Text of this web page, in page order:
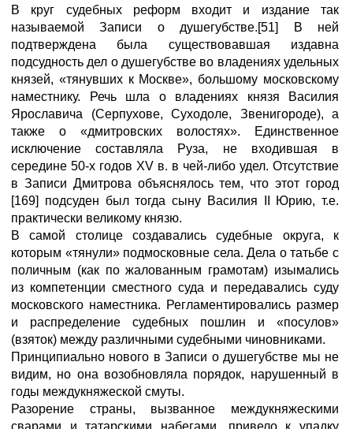
В круг судебных реформ входит и издание так
называемой Записи о душегубстве.[51] В ней
подтверждена была существовавшая издавна
подсудность дел о душегубстве во владениях удельных
князей, «тянувших к Москве», большому московскому
наместнику. Речь шла о владениях князя Василия
Ярославича (Серпухове, Суходоле, Звенигороде), а
также о «дмитровских волостях». Единственное
исключение составляла Руза, не входившая в
середине 50-х годов XV в. в чей-либо удел. Отсутствие
в Записи Дмитрова объяснялось тем, что этот город
[169] подсуден был тогда сыну Василия II Юрию, т.е.
практически великому князю.
В самой столице создавались судебные округа, к
которым «тянули» подмосковные села. Дела о татьбе с
поличным (как по жалованным грамотам) изымались
из компетенции сместного суда и передавались суду
московского наместника. Регламентировались размер
и распределение судебных пошлин и «посулов»
(взяток) между различными судебными чиновниками.
Принципиально нового в Записи о душегубстве мы не
видим, но она возобновляла порядок, нарушенный в
годы междукняжеской смуты.
Разорение страны, вызванное междукняжескими
сварами и татарскими набегами, привело к упадку